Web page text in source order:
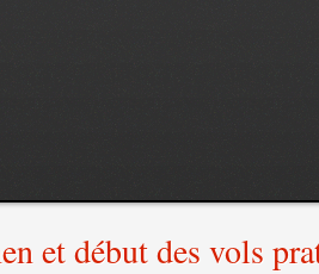
et début des vols